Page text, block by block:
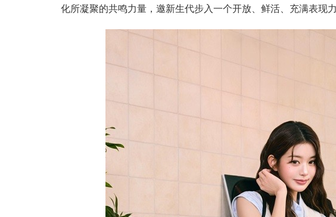
化所凝聚的共鸣力量，邀新生代步入一个开放、鲜活、充满表现力